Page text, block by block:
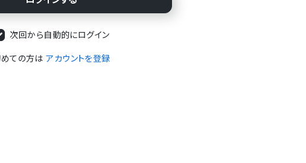
次回から自動的にログイン
ての方はアカウントを登録